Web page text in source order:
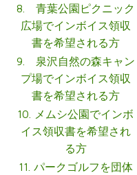
8. 青葉公園ピクニック
広場でインボイス領収
書を希望される方
9. 泉沢自然の森キャン
プ場でインボイス領収
書を希望される方
10. メムシ公園でインボ
イス領収書を希望され
る方
11. パークゴルフを団体